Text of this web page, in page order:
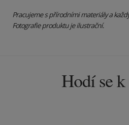
Pracujeme s přírodními materiály a
Fotografie produktu je ilustrační.
Hodí se k